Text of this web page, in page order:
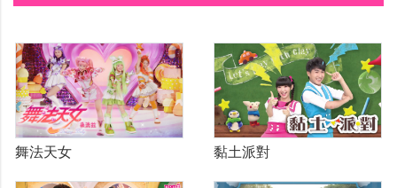
舞法天女 黏土派對